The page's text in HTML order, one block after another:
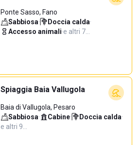
Ponte Sasso, Fano
Sabbiosa· Doccia calda·
Accesso animali·e altri 7…
Spiaggia Baia Vallugola
Baia di Vallugola, Pesaro
Sabbiosa· Cabine· Doccia calda·
e altri 9…